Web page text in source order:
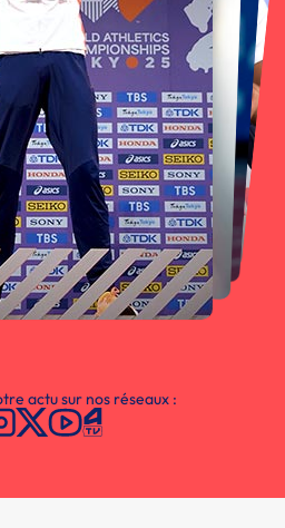
actu sur nos réseaux :